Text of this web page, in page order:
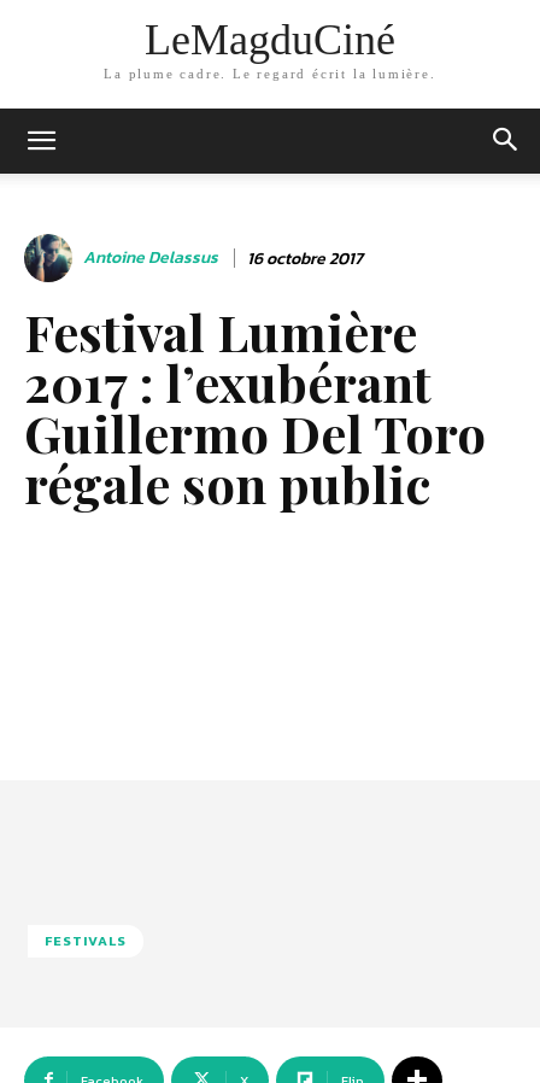
LeMagduCiné
La plume cadre. Le regard écrit la lumière.
Antoine Delassus 16 octobre 2017
Festival Lumière
2017 : l’exubérant
Guillermo Del Toro
régale son public
FESTIVALS